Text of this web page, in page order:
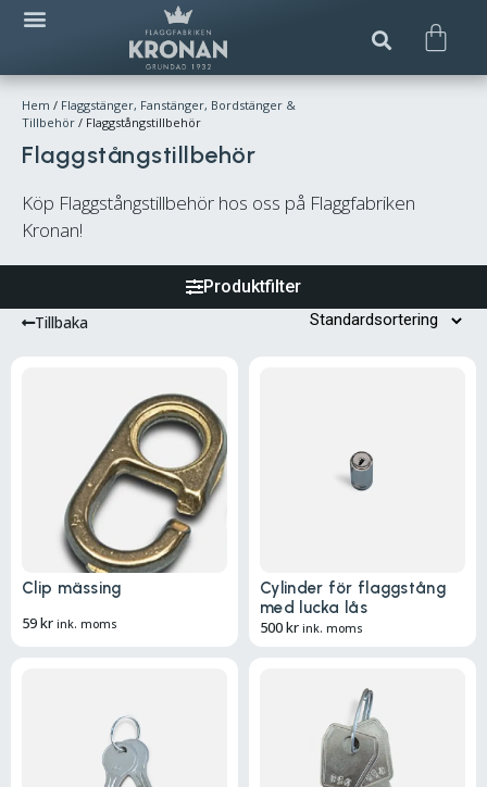
Hem / Flaggstänger, Fanstänger, Bordstänger &
Tillbehör / Flaggstångstillbehör
Flaggstångstillbehör
Köp Flaggstångstillbehör hos oss på Flaggfabriken
Kronan!
Produktfilter
Tillbaka
Clip mässing
59kr ink. moms
Cylinder för flaggstång
med lucka lås
500kr ink. moms